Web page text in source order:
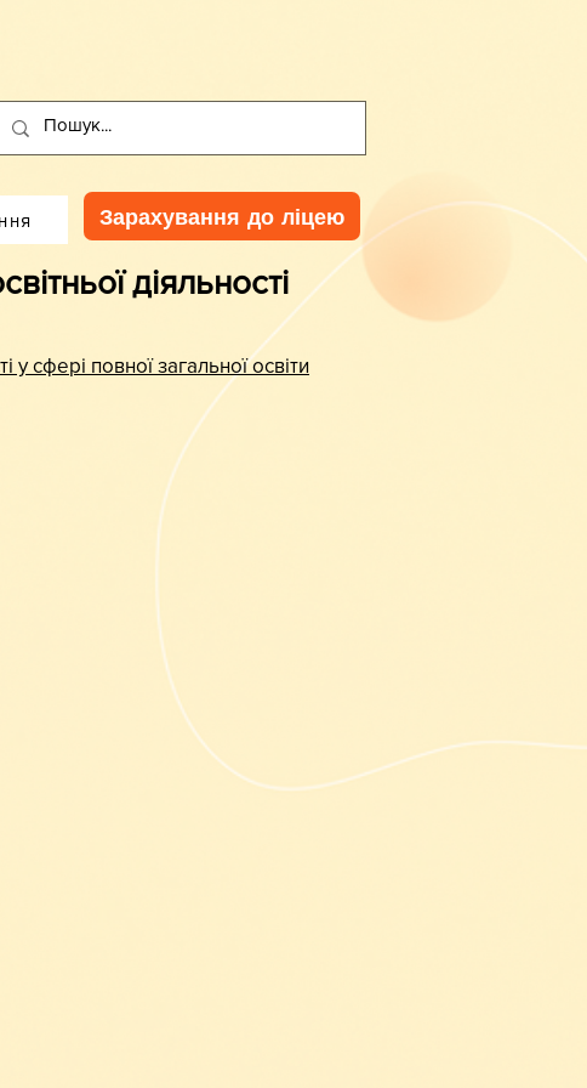
Зарахування до ліцею
діяльності
у сфері повної загальної освіти